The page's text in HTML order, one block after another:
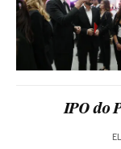
IPO do